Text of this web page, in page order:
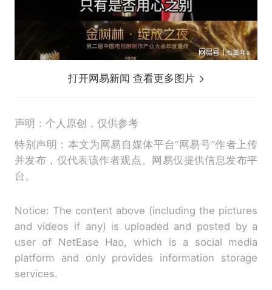
打开网易新闻 查看更多图片
声明：个人原创，仅供参考
特别声明：本文为网易自媒体平台“网易号”作者上传
并发布，仅代表该作者观点。网易仅提供信息发布平
台。
Notice: The content above (including the pictures
and videos if any) is uploaded and posted by a
user of NetEase Hao, which is a social media
platform and only provides information storage
services.